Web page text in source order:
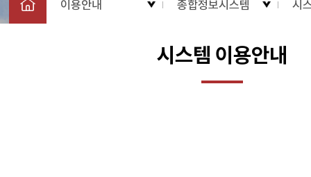
이용안내 종합정보시스템 시
시스템 이용안내